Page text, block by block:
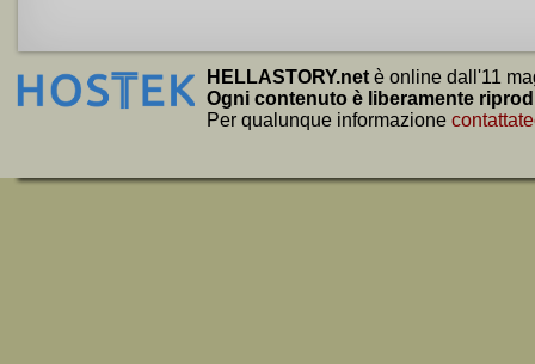
HELLASTORY.net è online dall'11
Ogni contenuto è liberamente
Per qualunque informazione